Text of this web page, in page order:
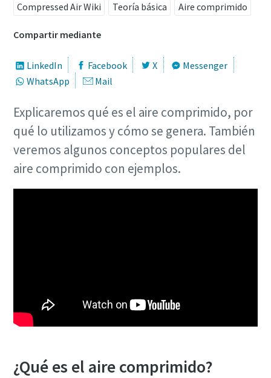
Compressed Air Wiki Teoría básica Aire comprimido
Compartir mediante
LinkedIn Facebook X
Messenger
WhatsApp
Mail
Explicaremos qué es el aire comprimido, por
qué lo utilizamos y cómo se genera. También
veremos algunos conceptos populares del
aire comprimido con ejemplos.
¿Qué es el aire comprimido?